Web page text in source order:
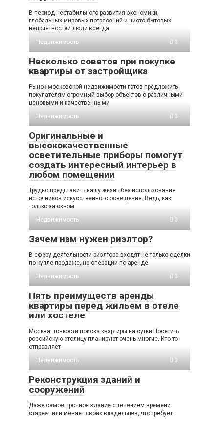
В период нестабильного развития экономики,
глобальных мировых потрясений и чисто бытовых
неприятностей люди всегда
Недвижимость
0
Несколько советов при покупке
квартиры от застройщика
Рынок московской недвижимости готов предложить
покупателям огромный выбор объектов с различными
ценовыми и качественными
Недвижимость
0
Оригинальные и
высококачественные
осветительные приборы помогут
создать интересный интерьер в
любом помещении
Трудно представить нашу жизнь без использования
источников искусственного освещения. Ведь, как
только за окном
Недвижимость
0
Зачем нам нужен риэлтор?
В сферу деятельности риэлтора входят не только сделки
по купле-продаже, но операции по аренде
Недвижимость
0
Пять преимуществ аренды
квартиры перед жильем в отеле
или хостеле
Москва: тонкости поиска квартиры на сутки Посетить
российскую столицу планируют очень многие. Кто-то
отправляет
Недвижимость
0
Реконструкция зданий и
сооружений
Даже самое прочное здание с течением времени
стареет или меняет своих владельцев, что требует